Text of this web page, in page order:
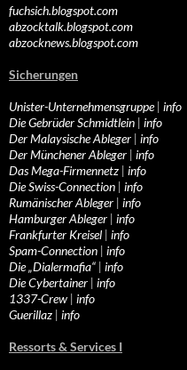
fuchsich.blogspot.com
abzocktalk.blogspot.com
abzocknews.blogspot.com
Sicherungen
Unister-Unternehmensgruppe| info
Die Gebrüder Schmidtlein | info
Der Malaysische Ableger | info
Der Münchener Ableger | info
Das Mega-Firmennetz | info
Die Swiss-Connection | info
Rumänischer Ableger | info
Hamburger Ableger | info
Frankfurter Kreisel | info
Spam-Connection | info
Die „Dialermafia“ | info
Die Cybertainer | info
1337-Crew | info
Guerillaz | info
Ressorts & Services I